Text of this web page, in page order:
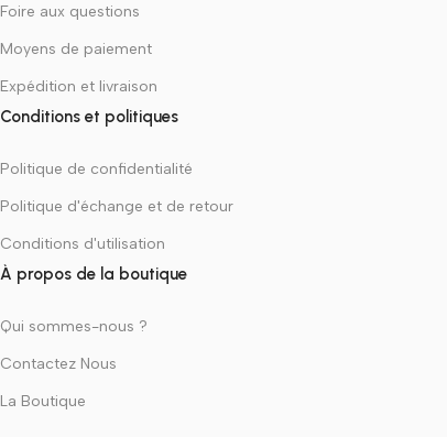
Foire aux questions
Moyens de paiement
Expédition et livraison
Conditions et politiques
Politique de confidentialité
Politique d'échange et de retour
Conditions d'utilisation
À propos de la boutique
Qui sommes-nous ?
Contactez Nous
La Boutique